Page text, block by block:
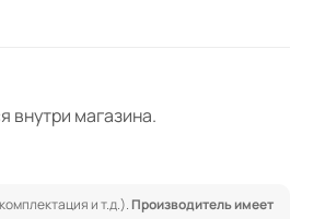
внутри магазина.
и т.д.). Производитель имеет